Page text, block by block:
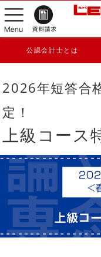
公認会計士とは
2026年短答合
定！
上級コース